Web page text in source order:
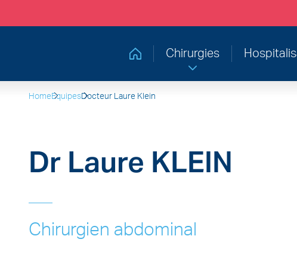
Retourner à la page d'accueil
Chirurgies
Home EquipesDocteur Laure Klein
Dr Laure KLEIN
Chirurgien abdominal